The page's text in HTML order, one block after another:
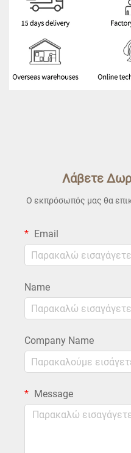
Λάβετε
Ο εκπρόσωπός μας θα
Email
Name
Company Name
Message